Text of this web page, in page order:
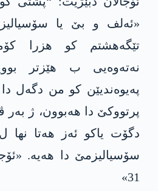
«ئەلف و بێ یا
تێگه‌هشتم کو هزرا
نەتەوه‌یی ب هێزتر
په‌یوەندیێن کو من دگەل
پرتووکێ دا هەبوون، ژ
دگۆت یاکو ئەز هەتا نها
31»